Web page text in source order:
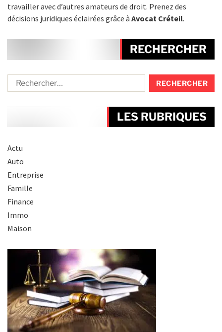
travailler avec d’autres amateurs de droit. Prenez des
décisions juridiques éclairées grâce à Avocat Créteil.
RECHERCHER
LES RUBRIQUES
Actu
Auto
Entreprise
Famille
Finance
Immo
Maison